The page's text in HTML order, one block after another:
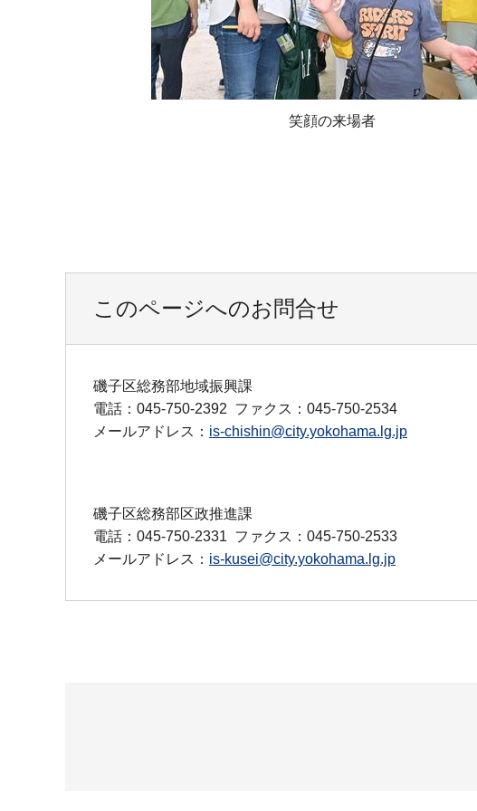
笑顔の来場者
このページへのお問合せ
磯子区総務部地域振興課
電話：045-750-2392 ファクス：045-750-2534
メールアドレス： is-chishin@city.yokohama.lg.jp
磯子区総務部区政推進課
電話：045-750-2331 ファクス：045-750-2533
メールアドレス： is-kusei@city.yokohama.lg.jp